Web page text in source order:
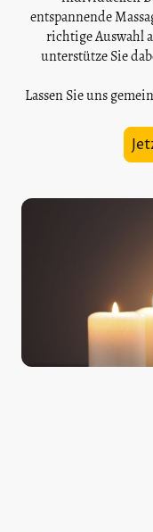
entspannende
richtige Auswahl
unterstütze Sie
Lassen Sie uns